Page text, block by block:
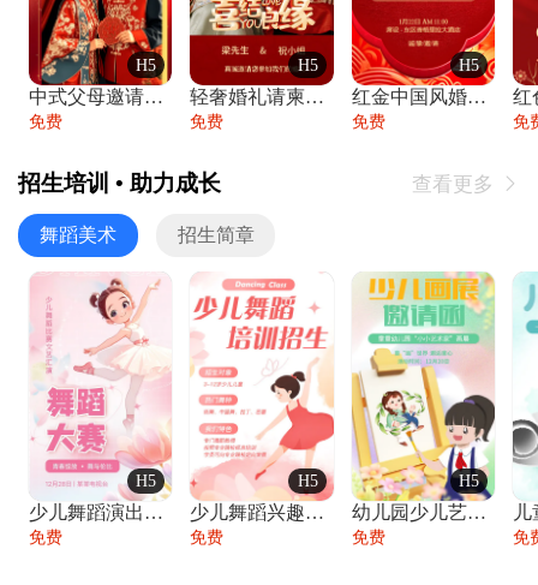
H5
中式父母邀请函婚礼结婚请柬请贴父母邀请方
免费
H5
轻奢婚礼请柬婚礼邀请函结婚照请帖
免费
H5
红金中国风婚礼请柬出阁喜宴嫁女请帖出阁宴
免费 免
招生培训 • 助力成长 查看更多 
舞蹈美术 招生简章
H5
少儿舞蹈演出舞蹈比赛跳舞大赛文艺汇演活动
免费
H5
少儿舞蹈兴趣班艺术培训学校招生宣传
免费
H5
幼儿园少儿艺术展览绘画展摄影作品展美术展
免费 免